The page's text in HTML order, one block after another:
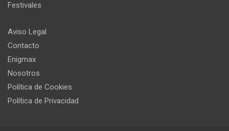
Festivales
Aviso Legal
Contacto
Enigmax
Nosotros
Política de Cookies
Política de Privacidad